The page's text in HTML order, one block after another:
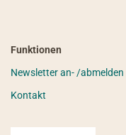
Funktionen
Newsletter an- /abmelden
Kontakt